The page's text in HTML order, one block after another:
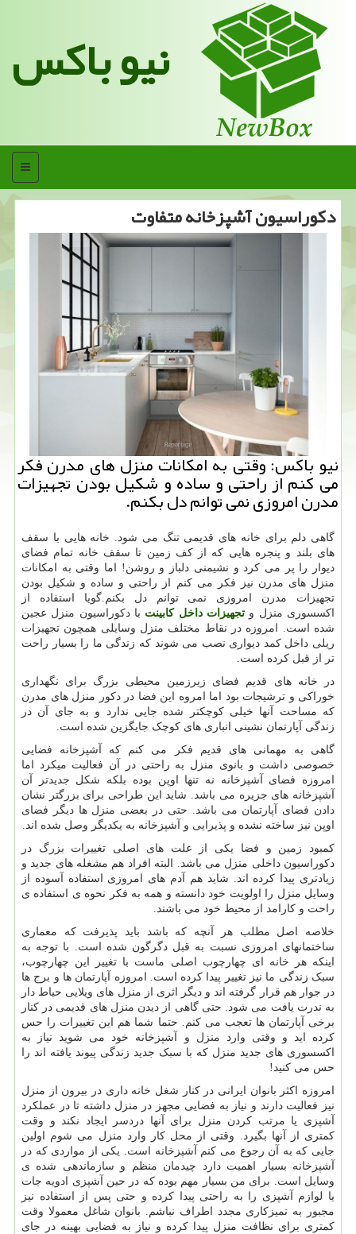
نیو باکس
منو
دكوراسیون آشپزخانه متفاوت
نیو باكس: وقتی به امكانات منزل های مدرن فكر
می كنم از راحتی و ساده و شكیل بودن تجهیزات
مدرن امروزی نمی توانم دل بكنم.
گاهی دلم برای خانه های قدیمی تنگ می شود. خانه هایی با سقف
های بلند و پنجره هایی که از کف زمین تا سقف خانه تمام فضای
دیوار را پر می کرد و نشیمنی دلباز و روشن! اما وقتی به امکانات
منزل های مدرن نیز فکر می کنم از راحتی و ساده و شکیل بودن
تجهیزات مدرن امروزی نمی توانم دل بکنم.گویا استفاده از
اکسسوری منزل و تجهیزات داخل کابینت با دکوراسیون منزل عجین
شده است. امروزه در نقاط مختلف منزل وسایلی همچون تجهیزات
ریلی داخل کمد دیواری نصب می شوند که زندگی ما را بسیار راحت
تر از قبل کرده است.
در خانه های قدیم فضای زیرزمین محیطی بزرگ برای نگهداری
خوراکی و ترشیجات بود اما امروه این فضا در دکور منزل های مدرن
که مساحت آنها خیلی کوچکتر شده جایی ندارد و به جای آن در
زندگی آپارتمان نشینی انباری های کوچک جایگزین شده است.
گاهی به مهمانی های قدیم فکر می کنم که آشپزخانه فضایی
خصوصی داشت و بانوی منزل به راحتی در آن فعالیت میکرد اما
امروزه فضای آشپزخانه نه تنها اوپن بوده بلکه شکل جدیدتر آن
آشپزخانه های جزیره می باشد. شاید این طراحی برای بزرگتر نشان
دادن فضای آپارتمان می باشد. حتی در بعضی منزل ها دیگر فضای
اوپن نیز ساخته نشده و پذیرایی و آشپزخانه به یکدیگر وصل شده اند.
کمبود زمین و فضا یکی از علت های اصلی تغییرات بزرگ در
دکوراسیون داخلی منزل می باشد. البته افراد هم مشغله های جدید و
زیادتری پیدا کرده اند. شاید هم آدم های امروزی استفاده آسوده از
وسایل منزل را اولویت خود دانسته و همه به فکر نحوه ی استفاده ی
راحت و کارامد از محیط خود می باشند.
خلاصه اصل مطلب هر آنچه که باشد باید پذیرفت که معماری
ساختمانهای امروزی نسبت به قبل دگرگون شده است. با توجه به
اینکه هر خانه ای چهارچوب اصلی ماست با تغییر این چهارچوب،
سبک زندگی ما نیز تغییر پیدا کرده است. امروزه آپارتمان ها و برج ها
در جوار هم قرار گرفته اند و دیگر اثری از منزل های ویلایی حیاط دار
به ندرت یافت می شود. حتی گاهی از دیدن منزل های قدیمی در کنار
برخی آپارتمان ها تعجب می کنم. حتما شما هم این تغییرات را حس
کرده اید و وقتی وارد منزل و آشپزخانه خود می شوید نیاز به
اکسسوری های جدید منزل که با سبک جدید زندگی پیوند یافته اند را
حس می کنید!
امروزه اکثر بانوان ایرانی در کنار شغل خانه داری در بیرون از منزل
نیز فعالیت دارند و نیاز به فضایی مجهز در منزل داشته تا در عملکرد
آشپزی یا مرتب کردن منزل برای آنها دردسر ایجاد نکند و وقت
کمتری از آنها بگیرد. وقتی از محل کار وارد منزل می شوم اولین
جایی که به آن رجوع می کنم آشپزخانه است. یکی از مواردی که در
آشپزخانه بسیار اهمیت دارد چیدمان منظم و سازماندهی شده ی
وسایل است. برای من بسیار مهم بوده که در حین آشپزی ادویه جات
یا لوازم آشپزی را به راحتی پیدا کرده و حتی پس از استفاده نیز
مجبور به تمیزکاری مجدد اطراف نباشم. بانوان شاغل معمولا وقت
کمتری برای نظافت منزل پیدا کرده و نیاز به فضایی بهینه در جای